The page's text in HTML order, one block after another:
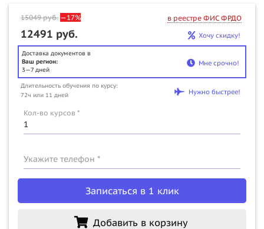
15049руб. —17% в реестре ФИС ФРДО
12491 руб. Хочу скидку!
Доставка документов в
Ваш регион:
3—7 дней
Мне срочно!
Длительность обучения по курсу:
72ч или 11 дней
Нужно быстрее!
Кол-во курсов *
Укажите телефон *
Записаться в 1 клик
Добавить в корзину